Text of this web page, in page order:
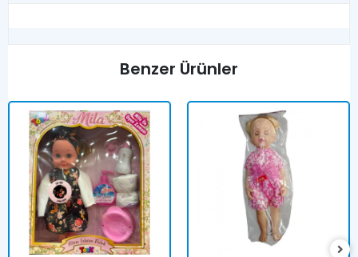
Benzer Ürünler